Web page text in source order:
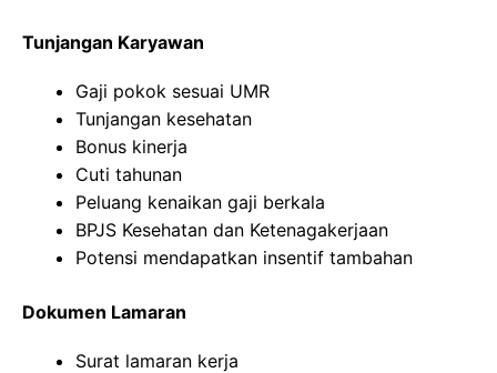
Tunjangan Karyawan
Gaji pokok sesuai UMR
Tunjangan kesehatan
Bonus kinerja
Cuti tahunan
Peluang kenaikan gaji berkala
BPJS Kesehatan dan Ketenagakerjaan
Potensi mendapatkan insentif tambahan
Dokumen Lamaran
Surat lamaran kerja